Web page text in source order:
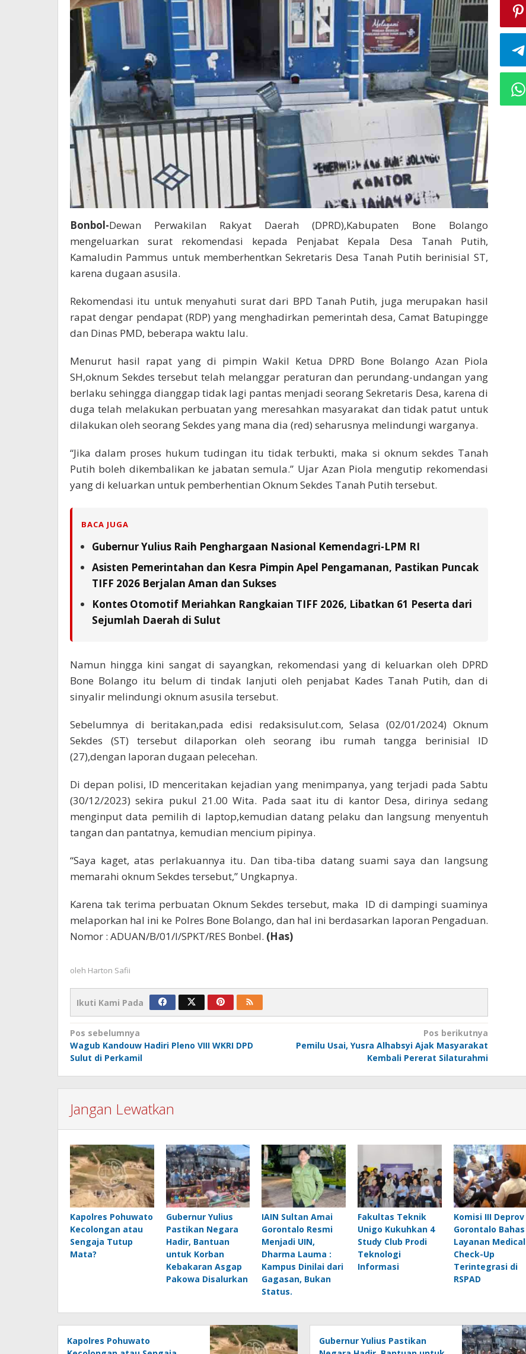
Bonbol-Dewan Perwakilan Rakyat Daerah (DPRD),Kabupaten Bone Bolango
mengeluarkan surat rekomendasi kepada Penjabat Kepala Desa Tanah Putih,
Kamaludin Pammus untuk memberhentkan Sekretaris Desa Tanah Putih berinisial ST,
karena dugaan asusila.
Rekomendasi itu untuk menyahuti surat dari BPD Tanah Putih, juga merupakan hasil
rapat dengar pendapat (RDP) yang menghadirkan pemerintah desa, Camat Batupingge
dan Dinas PMD, beberapa waktu lalu.
Menurut hasil rapat yang di pimpin Wakil Ketua DPRD Bone Bolango Azan Piola
SH,oknum Sekdes tersebut telah melanggar peraturan dan perundang-undangan yang
berlaku sehingga dianggap tidak lagi pantas menjadi seorang Sekretaris Desa, karena di
duga telah melakukan perbuatan yang meresahkan masyarakat dan tidak patut untuk
dilakukan oleh seorang Sekdes yang mana dia (red) seharusnya melindungi warganya.
“Jika dalam proses hukum tudingan itu tidak terbukti, maka si oknum sekdes Tanah
Putih boleh dikembalikan ke jabatan semula.” Ujar Azan Piola mengutip rekomendasi
yang di keluarkan untuk pemberhentian Oknum Sekdes Tanah Putih tersebut.
BACA JUGA
Gubernur Yulius Raih Penghargaan Nasional Kemendagri-LPM RI
Asisten Pemerintahan dan Kesra Pimpin Apel Pengamanan, Pastikan Puncak
TIFF 2026 Berjalan Aman dan Sukses
Kontes Otomotif Meriahkan Rangkaian TIFF 2026, Libatkan 61 Peserta dari
Sejumlah Daerah di Sulut
Namun hingga kini sangat di sayangkan, rekomendasi yang di keluarkan oleh DPRD
Bone Bolango itu belum di tindak lanjuti oleh penjabat Kades Tanah Putih, dan di
sinyalir melindungi oknum asusila tersebut.
Sebelumnya di beritakan,pada edisi redaksisulut.com, Selasa (02/01/2024) Oknum
Sekdes (ST) tersebut dilaporkan oleh seorang ibu rumah tangga berinisial ID
(27),dengan laporan dugaan pelecehan.
Di depan polisi, ID menceritakan kejadian yang menimpanya, yang terjadi pada Sabtu
(30/12/2023) sekira pukul 21.00 Wita. Pada saat itu di kantor Desa, dirinya sedang
menginput data pemilih di laptop,kemudian datang pelaku dan langsung menyentuh
tangan dan pantatnya, kemudian mencium pipinya.
“Saya kaget, atas perlakuannya itu. Dan tiba-tiba datang suami saya dan langsung
memarahi oknum Sekdes tersebut,” Ungkapnya.
Karena tak terima perbuatan Oknum Sekdes tersebut, maka ID di dampingi suaminya
melaporkan hal ini ke Polres Bone Bolango, dan hal ini berdasarkan laporan Pengaduan.
Nomor : ADUAN/B/01/I/SPKT/RES Bonbel. (Has)
oleh Harton Safii
Ikuti Kami Pada
Navigasi
pos
Pos sebelumnya
Wagub Kandouw Hadiri Pleno VIII WKRI DPD
Sulut di Perkamil
Pos berikutnya
Pemilu Usai, Yusra Alhabsyi Ajak Masyarakat
Kembali Pererat Silaturahmi
Jangan Lewatkan
Kapolres Pohuwato
Kecolongan atau
Sengaja Tutup
Mata?
Gubernur Yulius
Pastikan Negara
Hadir, Bantuan
untuk Korban
Kebakaran Asgap
Pakowa Disalurkan
IAIN Sultan Amai
Gorontalo Resmi
Menjadi UIN,
Dharma Lauma :
Kampus Dinilai dari
Gagasan, Bukan
Status.
Fakultas Teknik
Unigo Kukuhkan 4
Study Club Prodi
Teknologi
Informasi
Komisi III Deprov
Gorontalo Bahas
Layanan Medical
Check-Up
Terintegrasi di
RSPAD
Kapolres Pohuwato
Gubernur Yulius Pastikan